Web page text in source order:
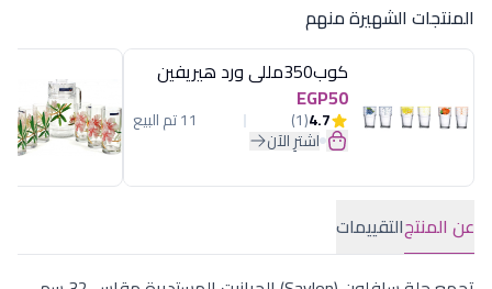
المنتجات الشهيرة منهم
كوب350مللى ورد هيريفين
EGP50
4.7
(1) 11 تم البيع
اشترِ الآن
عن المنتجالتقييمات